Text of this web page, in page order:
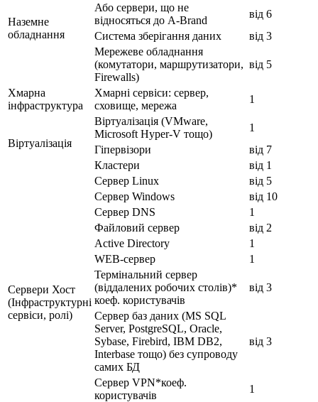
Наземне
обладнання
Або сервери, що не
відносяться до A-Brand
від 6
Система зберігання даних
від 3
Мережеве обладнання
(комутатори, маршрутизатори,
Firewalls)
від 5
Хмарна
інфраструктура
Хмарні сервіси: сервер,
сховище, мережа
1
Віртуалізація
Віртуалізація (VMware,
Microsoft Hyper-V тощо)
1
Гіпервізори
від 7
Кластери
від 1
Сервери Хост
(Інфраструктурні
сервіси, ролі)
Сервер Linux
від 5
Сервер Windows
від 10
Сервер DNS
1
Файловий сервер
від 2
Active Directory
1
WEB-сервер
1
Термінальний сервер
(віддалених робочих столів)*
коеф. користувачів
від 3
Сервер баз даних (MS SQL
Server, PostgreSQL, Oracle,
Sybase, Firebird, IBM DB2,
Interbase тощо) без супроводу
самих БД
від 3
Сервер VPN*коеф.
користувачів
1